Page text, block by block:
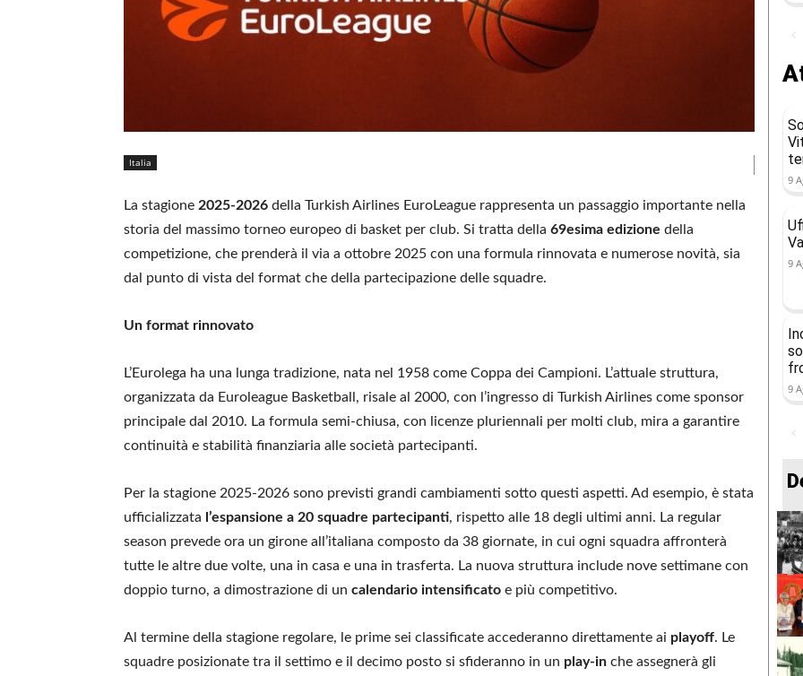
Italia
La stagione 2025-2026 della Turkish Airlines EuroLeague rappresenta un passaggio importante nella
storia del massimo torneo europeo di basket per club. Si tratta della 69esima edizione della
competizione, che prenderà il via a ottobre 2025 con una formula rinnovata e numerose novità, sia
dal punto di vista del format che della partecipazione delle squadre.
Un format rinnovato
L’Eurolega ha una lunga tradizione, nata nel 1958 come Coppa dei Campioni. L’attuale struttura,
organizzata da Euroleague Basketball, risale al 2000, con l’ingresso di Turkish Airlines come sponsor
principale dal 2010. La formula semi-chiusa, con licenze pluriennali per molti club, mira a garantire
continuità e stabilità finanziaria alle società partecipanti.
Per la stagione 2025-2026 sono previsti grandi cambiamenti sotto questi aspetti. Ad esempio, è stata
ufficializzata l’espansione a 20 squadre partecipanti, rispetto alle 18 degli ultimi anni. La regular
season prevede ora un girone all’italiana composto da 38 giornate, in cui ogni squadra affronterà
tutte le altre due volte, una in casa e una in trasferta. La nuova struttura include nove settimane con
doppio turno, a dimostrazione di un calendario intensificato e più competitivo.
Al termine della stagione regolare, le prime sei classificate accederanno direttamente ai playoff. Le
squadre posizionate tra il settimo e il decimo posto si sfideranno in un play-in che assegnerà gli
9
9
9